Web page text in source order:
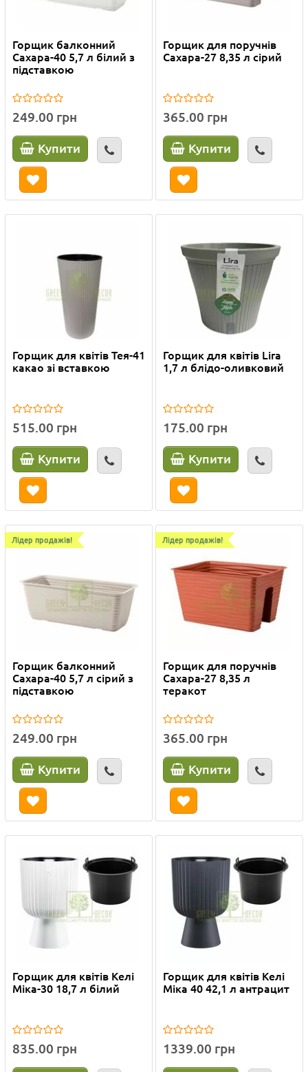
Горщик балконний
Сахара-40 5,7 л білий з
підставкою
249.00 грн
Купити
Горщик для поручнів
Сахара-27 8,35 л сірий
365.00 грн
Купити
Горщик для квітів Тея-41
какао зі вставкою
515.00 грн
Купити
Горщик для квітів Lira
1,7 л блідо-оливковий
175.00 грн
Купити
Лідер продажів!
Горщик балконний
Сахара-40 5,7 л сірий з
підставкою
249.00 грн
Купити
Лідер продажів!
Горщик для поручнів
Сахара-27 8,35 л
теракот
365.00 грн
Купити
Горщик для квітів Келі
Міка-30 18,7 л білий
835.00 грн
Горщик для квітів Келі
Міка 40 42,1 л антрацит
1339.00 грн